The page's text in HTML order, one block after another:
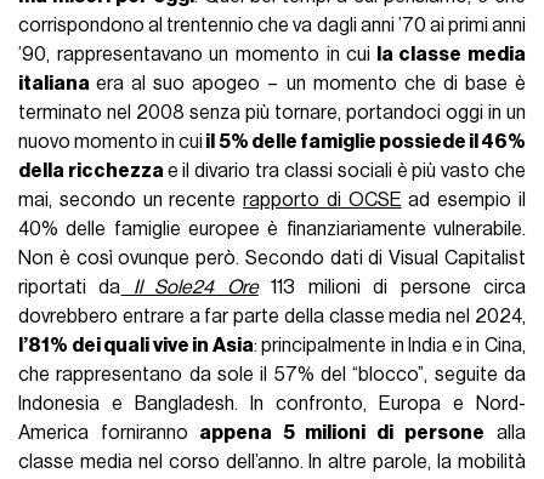
corrispondono al trentennio che va dagli anni ’70 ai primi anni
’90, rappresentavano un momento in cui la classe media
italianaera al suo apogeo – un momento che di base è
terminato nel 2008 senza più tornare, portandoci oggi in un
nuovo momento in cui il 5% delle famiglie possiede il 46%
della ricchezza e il divario tra classi sociali è più vasto che
mai, secondo un recenterapporto di OCSE ad esempio il
40% delle famiglie europee è finanziariamente vulnerabile.
Non è così ovunque però. Secondo dati di Visual Capitalist
riportati da Il Sole24 Ore113 milioni di persone circa
dovrebbero entrare a far parte della classe media nel 2024,
l’81% dei quali vive in Asia: principalmente in India e in Cina,
che rappresentano da sole il 57% del “blocco”, seguite da
Indonesia e Bangladesh. In confronto, Europa e Nord-
America forniranno appena 5 milioni di persone alla
classe media nel corso dell’anno. In altre parole, la mobilità